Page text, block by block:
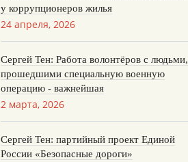
у коррупционеров жилья
24 апреля, 2026
Сергей Тен: Работа волонтёров с людьми,
прошедшими специальную военную
операцию - важнейшая
2 марта, 2026
Сергей Тен: партийный проект Единой
России «Безопасные дороги»